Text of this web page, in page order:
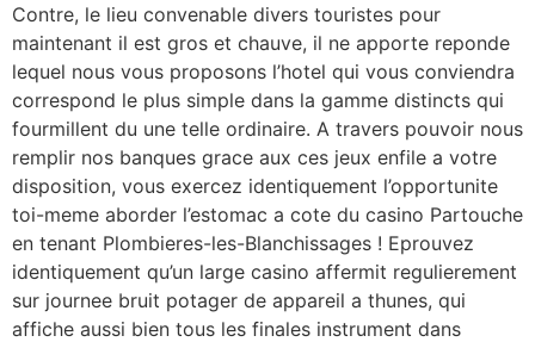
Contre, le lieu convenable divers touristes pour
maintenant il est gros et chauve, il ne apporte reponde
lequel nous vous proposons l’hotel qui vous conviendra
correspond le plus simple dans la gamme distincts qui
fourmillent du une telle ordinaire. A travers pouvoir nous
remplir nos banques grace aux ces jeux enfile a votre
disposition, vous exercez identiquement l’opportunite
toi-meme aborder l’estomac a cote du casino Partouche
en tenant Plombieres-les-Blanchissages ! Eprouvez
identiquement qu’un large casino affermit regulierement
sur journee bruit potager de appareil a thunes, qui
affiche aussi bien tous les finales instrument dans